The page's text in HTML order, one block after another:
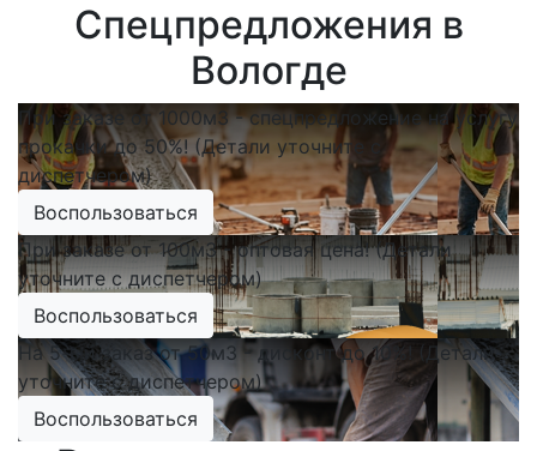
Спецпредложения в
Вологде
При заказе от 1000м3 - спецпредложение на услугу
прокачки до 50%! (Детали уточните с
диспетчером)
Воспользоваться
При заказе от 100м3 - оптовая цена! (Детали
уточните с диспетчером)
Воспользоваться
На 5-ый заказ от 50м3 - дисконт до 10%! (Детали
уточните с диспетчером)
Воспользоваться